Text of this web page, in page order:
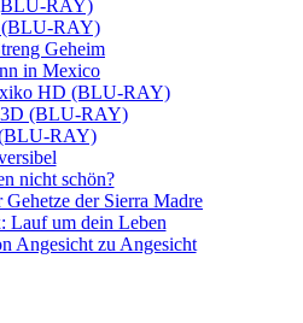
RAY)
(BLU-RAY)
Geheim
in Mexico
HD (BLU-RAY)
(BLU-RAY)
RAY)
nicht schön?
der Sierra Madre
Lauf um dein Leben
Angesicht zu Angesicht